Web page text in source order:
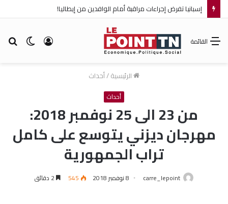
إسبانيا تفرض إجراءات مراقبة أمام الوافدين من إيطاليا!
الوضع تسجيل
القائمة
الرئيسية/أحداث
أحداث
من 23 الى 25 نوفمبر 2018:
مهرجان ديزني يتوسع على كامل
تراب الجمهورية
carre_lepoint 8 نوفمبر 2018 545